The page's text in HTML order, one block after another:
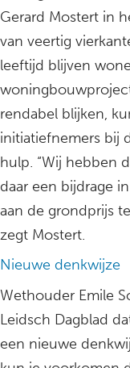
Gerard Mostert in
van veertig
leeftijd blijven
rendabel blijken,
initiatiefnemers bij
hulp. “Wij hebben
daar een bijdrage
aan de grondprijs
zegt Mostert.
Nieuwe denkwijze
Wethouder Emile
Leidsch Dagblad
een nieuwe